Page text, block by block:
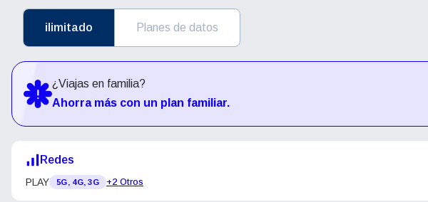
ilimitado Planes de datos
¿Viajas en familia?
Ahorra más con un plan familiar.
Redes
PLAY 5G, 4G, 3G +2 Otros